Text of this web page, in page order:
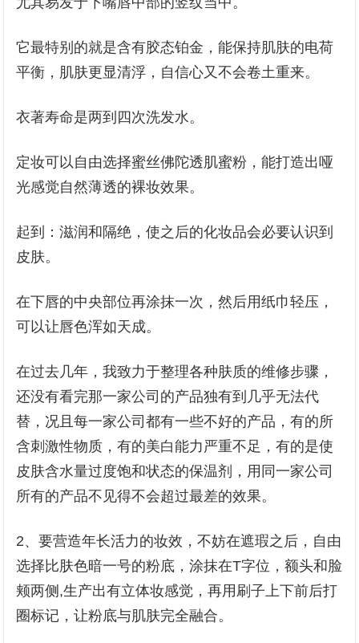
它最特别的就是含有胶态铂金，能保持肌肤的电荷
平衡，肌肤更显清浮，自信心又不会卷土重来。
衣著寿命是两到四次洗发水。
定妆可以自由选择蜜丝佛陀透肌蜜粉，能打造出哑
光感觉自然薄透的裸妆效果。
起到：滋润和隔绝，使之后的化妆品会必要认识到
皮肤。
在下唇的中央部位再涂抹一次，然后用纸巾轻压，
可以让唇色浑如天成。
在过去几年，我致力于整理各种肤质的维修步骤，
还没有看完那一家公司的产品独有到几乎无法代
替，况且每一家公司都有一些不好的产品，有的所
含刺激性物质，有的美白能力严重不足，有的是使
皮肤含水量过度饱和状态的保温剂，用同一家公司
所有的产品不见得不会超过最差的效果。
2、要营造年长活力的妆效，不妨在遮瑕之后，自由
选择比肤色暗一号的粉底，涂抹在T字位，额头和脸
颊两侧,生产出有立体妆感觉，再用刷子上下前后打
圈标记，让粉底与肌肤完全融合。